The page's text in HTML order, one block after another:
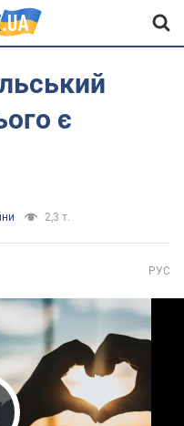
є
2,3 т.
РУС